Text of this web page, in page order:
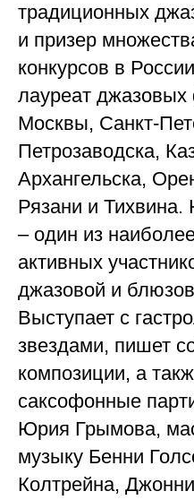
традиционных
и призер
конкурсов в
лауреат джазовых
Москвы, Санкт-
Петрозаводска,
Архангельска,
Рязани и Тихвина.
– один из
активных
джазовой и
Выступает с
звездами, пишет
композиции, а
саксофонные
Юрия Грымова,
музыку Бенни
Колтрейна,